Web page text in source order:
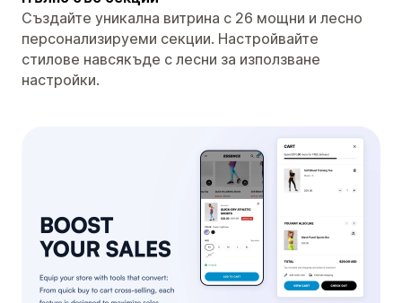
Създайте уникална витрина с 26 мощни и лесно
персонализируеми секции. Настройвайте
стилове навсякъде с лесни за използване
настройки.